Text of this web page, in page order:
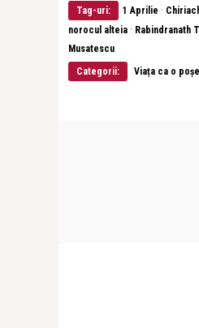
Tag-uri: 1 Aprilie ·
norocul alteia · Rabindranath
Musatescu
Categorii:
Viața ca o